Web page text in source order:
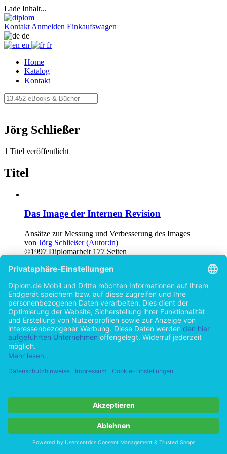
Lade Inhalt...
Kontakt Anmelden Einkaufswagen
de
en
fr
Home
Katalog
Kontakt
Jörg Schließer
1 Titel veröffentlicht
Titel
Das Image der Internen Revision
Ansätze zur Messung und Verbesserung des Images
von Jörg Schließer (Autor:in)
©1997 Diplomarbeit 177 Seiten
Hilfe/FAQ
Datenschutz
AGB
Vertrag widerrufen
Zur Desktop-Version
Copyright ©Imprint in der Bedey & Thoms Media GmbH powered
byOpen Publishing
Cookie-Einstellungen